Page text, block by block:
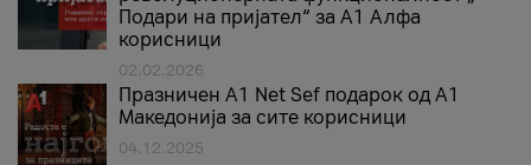
Подари на пријател“ за А1 Алфа
корисници
02.02.2026
Празничен A1 Net Sеf подарок од А1
Македонија за сите корисници
04.12.2025